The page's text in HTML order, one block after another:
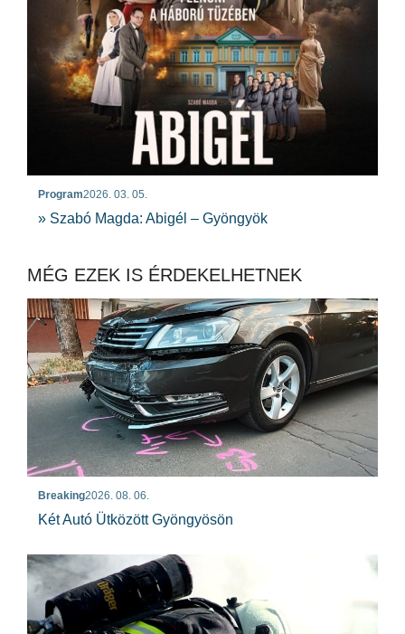
Program2026. 03. 05.
» Szabó Magda: Abigél – Gyöngyök
MÉG EZEK IS ÉRDEKELHETNEK
Breaking2026. 08. 06.
Két Autó Ütközött Gyöngyösön